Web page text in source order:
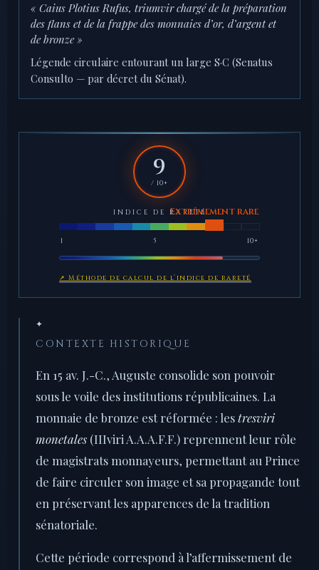
« Caius Plotius Rufus, triumvir chargé de la préparation
des flans et de la frappe des monnaies d’or, d’argent et
de bronze »
Légende circulaire entourant un large S·C (Senatus
Consulto — par décret du Sénat).
9
/ 10+
INDICE DE RARETÉ
1 5 10+
↗ Méthode de calcul de l’indice de rareté
✦
CONTEXTE HISTORIQUE
En 15 av. J.-C., Auguste consolide son pouvoir
sous le voile des institutions républicaines. La
monnaie de bronze est réformée : lestresviri
monetales (IIIviri A.A.A.F.F.) reprennent leur rôle
de magistrats monnayeurs, permettant au Prince
de faire circuler son image et sa propagande tout
en préservant les apparences de la tradition
sénatoriale.
Cette période correspond à l’affermissement de